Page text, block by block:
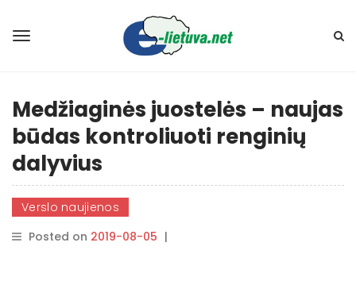
Medžiaginės juostelės – naujas
būdas kontroliuoti renginių
dalyvius
Verslo naujienos
Posted on 2019-08-05 |